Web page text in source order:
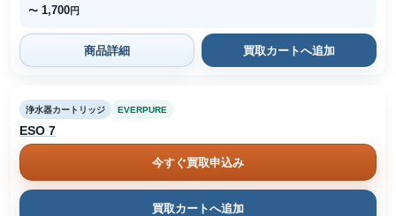
〜 1,700円
商品詳細 買取カートへ追加
浄水器カートリッジ EVERPURE
ESO 7
今すぐ買取申込み
買取カートへ追加